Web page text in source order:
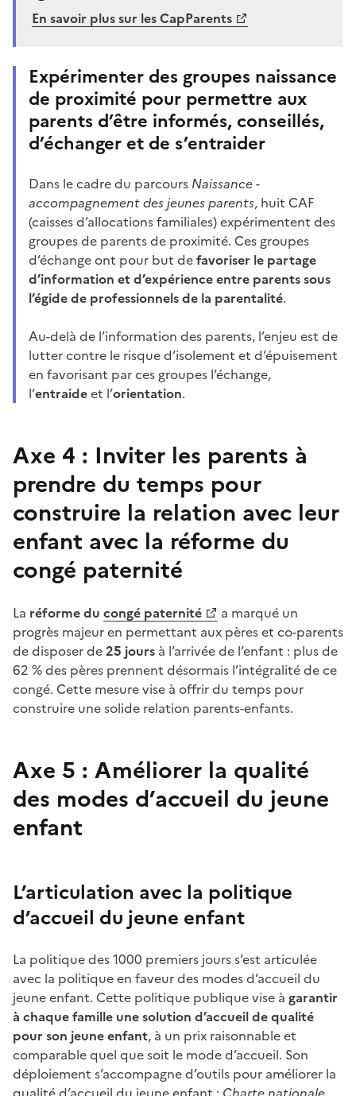
En savoir plus sur les CapParents
Expérimenter des groupes naissance
de proximité pour permettre aux
parents d’être informés, conseillés,
d’échanger et de s’entraider
Dans le cadre du parcours Naissance -
accompagnement des jeunes parents, huit CAF
(caisses d’allocations familiales) expérimentent des
groupes de parents de proximité. Ces groupes
d’échange ont pour but defavoriser le partage
d’information et d’expérience entre parents sous
l’égide de professionnels de la parentalité.
Au-delà de l’information des parents, l’enjeu est de
lutter contre le risque d’isolement et d’épuisement
en favorisant par ces groupes l’échange,
l’entraideet l’orientation.
Axe 4 : Inviter les parents à
prendre du temps pour
construire la relation avec leur
enfant avec la réforme du
congé paternité
La réforme du congé paternité
a marqué un
progrès majeur en permettant aux pères et co-parents
de disposer de25 jours à l’arrivée de l’enfant : plus de
62 % des pères prennent désormais l’intégralité de ce
congé. Cette mesure vise à offrir du temps pour
construire une solide relation parents-enfants.
Axe 5 : Améliorer la qualité
des modes d’accueil du jeune
enfant
L’articulation avec la politique
d’accueil du jeune enfant
La politique des 1000 premiers jours s’est articulée
avec la politique en faveur des modes d’accueil du
jeune enfant. Cette politique publique vise à garantir
à chaque famille une solution d’accueil de qualité
pour son jeune enfant, à un prix raisonnable et
comparable quel que soit le mode d’accueil. Son
déploiement s’accompagne d’outils pour améliorer la